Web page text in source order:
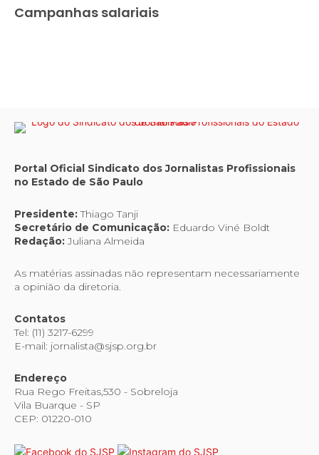
Campanhas salariais
Portal Oficial Sindicato dos Jornalistas Profissionais
no Estado de São Paulo
Presidente:Thiago Tanji
Secretário de Comunicação: Eduardo Viné Boldt
Redação:Juliana Almeida
As matérias assinadas não representam necessariamente
a opinião da diretoria.
Contatos
Tel: (11) 3217-6299
E-mail: jornalista@sjsp.org.br
Endereço
Rua Rego Freitas,530 - Sobreloja
Vila Buarque - SP
CEP: 01220-010